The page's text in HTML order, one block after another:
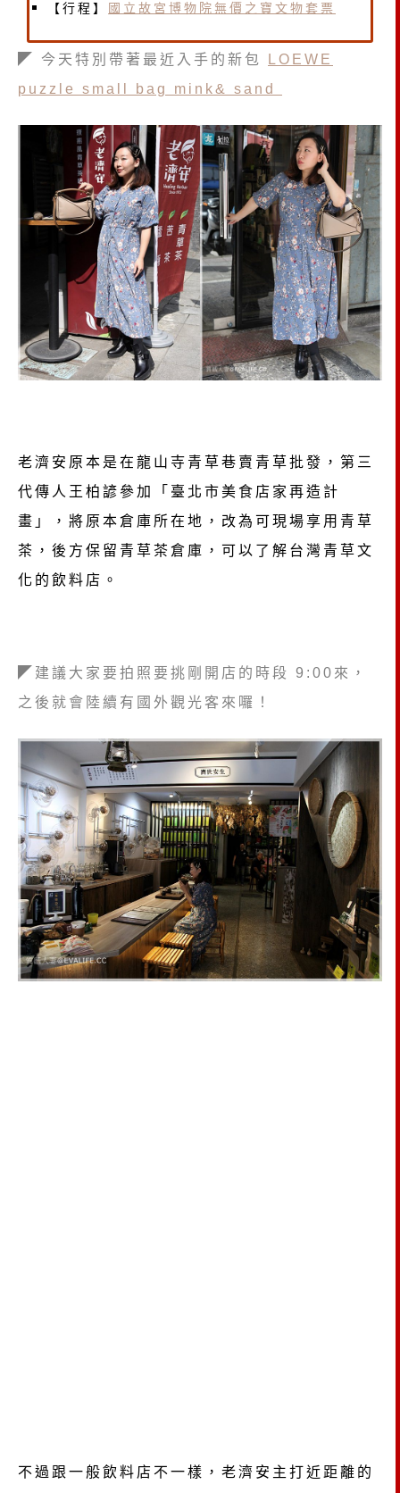
【行程】 國立故宮博物院無價之寶文物套票
◤ 今天特別帶著最近入手的新包
LOEWE
puzzle small bag mink& sand
老濟安原本是在龍山寺青草巷賣青草批發，第三
代傳人王柏諺參加「臺北市美食店家再造計
畫」，將原本倉庫所在地，改為可現場享用青草
茶，後方保留青草茶倉庫，可以了解台灣青草文
化的飲料店。
◤建議大家要拍照要挑剛開店的時段 9:00來，
之後就會陸續有國外觀光客來囉！
不過跟一般飲料店不一樣，老濟安主打近距離的